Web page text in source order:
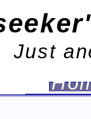
Just